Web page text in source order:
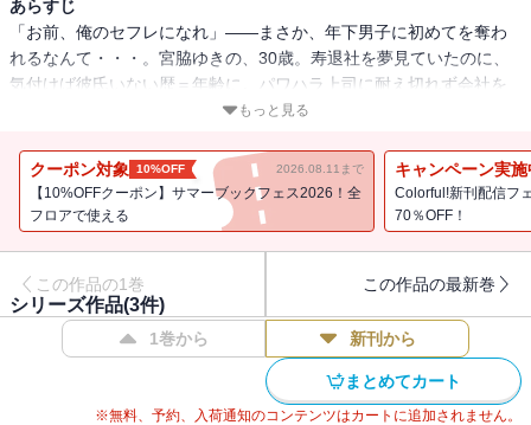
あらすじ
「お前、俺のセフレになれ」――まさか、年下男子に初めてを奪わ
れるなんて・・・。宮脇ゆきの、30歳。寿退社を夢見ていたのに、
気付けば彼氏いない歴＝年齢に。パワハラ上司に耐え切れず会社を
辞めた日、ゆきのは酔い潰れてしまう。翌朝目が覚めたのはホテル
男・大谷憩（けい）は、衝撃的な事を告げてきて――!?（「30歳、
年下男子に奪われました」1話～3話が収録されています）
もっと見る
クーポン対象 10%OFF 2026.08.11まで
【10%OFFクーポン】サマーブックフェス2026！全
フロアで使える
キャンペーン実施
Colorful!新刊配信フ
70％OFF！
この作品の1巻 この作品の最新巻
シリーズ作品(3件)
1巻から 新刊から
まとめてカート
※無料、予約、入荷通知のコンテンツはカートに追加されません。